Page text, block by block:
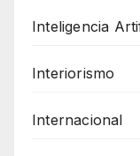
Inteligencia
Interiorismo
Internacional